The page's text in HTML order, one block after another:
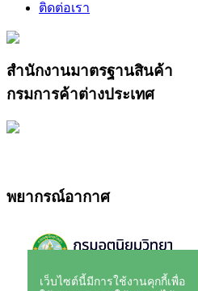
ติดต่อเรา
สำนักงานมาตรฐานสินค้า
กรมการค้าต่างประเทศ
พยากรณ์อากาศ